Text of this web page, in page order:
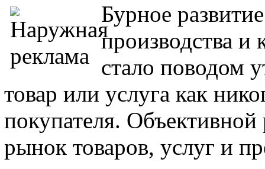
Бурное
производства и
стало поводом
товар или услуга как
покупателя. Объективной
рынок товаров, услуг и